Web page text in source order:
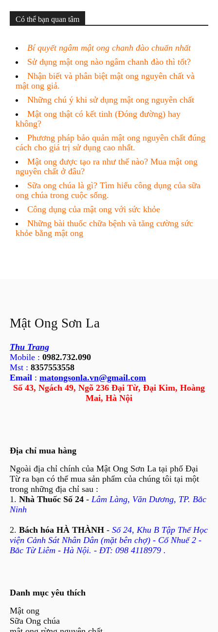
Có thể bạn quan tâm
Bí quyết ngâm mật ong chanh đào chuẩn nhất
Sử dụng mật ong nào ngâm chanh đào thì tốt?
Nhận biết và phân biệt mật ong nguyên chất và
mật ong giả.
Những chú ý khi sử dụng mật ong nguyên chất
Mật ong thật có kết tinh (Đóng đường) hay
không?
Phương pháp bảo quản mật ong nguyên chất đúng
cách cho giá trị sử dụng cao nhất.
Mật ong được tạo ra như thế nào? Mua mật ong
nguyên chất ở đâu?
Sữa ong chúa là gì? Tìm hiểu công dụng của sữa
ong chúa trong cuộc sống.
Công dụng của mật ong với sức khỏe
Những bài thuốc chữa bệnh và tăng cường sức
khỏe bằng mật ong
Mật Ong Sơn La
Thu Trang
Mobile : 0982.732.090
Mst : 8357553558
Email : matongsonla.vn@gmail.com
Số 43, Ngách 49, Ngõ 236 Đại Từ, Đại Kim, Hoàng
Mai, Hà Nội
Địa chỉ mua hàng
Ngoài địa chỉ chính của Mật Ong Sơn La tại phố Đại
Từ ra bạn có thể mua sản phẩm của chúng tôi tại một
trong những địa chỉ sau :
1. Nhà Thuốc Số 24 - Lâm Làng, Văn Dương, TP. Bắc
Ninh
2. Bách hóa HÀ THÀNH - Số 24, Khu B Tập Thể Học
viện Cảnh Sát Nhân Dân (mặt bên chợ) - Cổ Nhuế 2 -
Bắc Từ Liêm - Hà Nội. - ĐT: 098 4118979 .
Danh mục yêu thích
Mật ong
Sữa Ong chúa